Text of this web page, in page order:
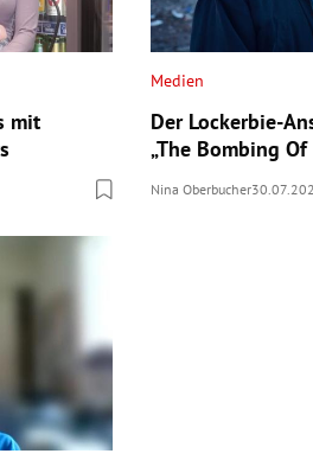
mit
Medien
Der Lockerbie-
„The Bombing Of
Nina Oberbucher